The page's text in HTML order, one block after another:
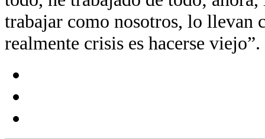
trabajar como nosotros, lo llevan
realmente crisis es hacerse viejo”.